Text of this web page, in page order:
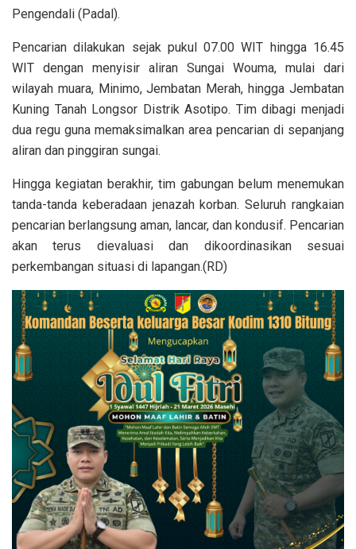
Pengendali (Padal).
Pencarian dilakukan sejak pukul 07.00 WIT hingga 16.45
WIT dengan menyisir aliran Sungai Wouma, mulai dari
wilayah muara, Minimo, Jembatan Merah, hingga Jembatan
Kuning Tanah Longsor Distrik Asotipo. Tim dibagi menjadi
dua regu guna memaksimalkan area pencarian di sepanjang
aliran dan pinggiran sungai.
Hingga kegiatan berakhir, tim gabungan belum menemukan
tanda-tanda keberadaan jenazah korban. Seluruh rangkaian
pencarian berlangsung aman, lancar, dan kondusif. Pencarian
akan terus dievaluasi dan dikoordinasikan sesuai
perkembangan situasi di lapangan.(RD)